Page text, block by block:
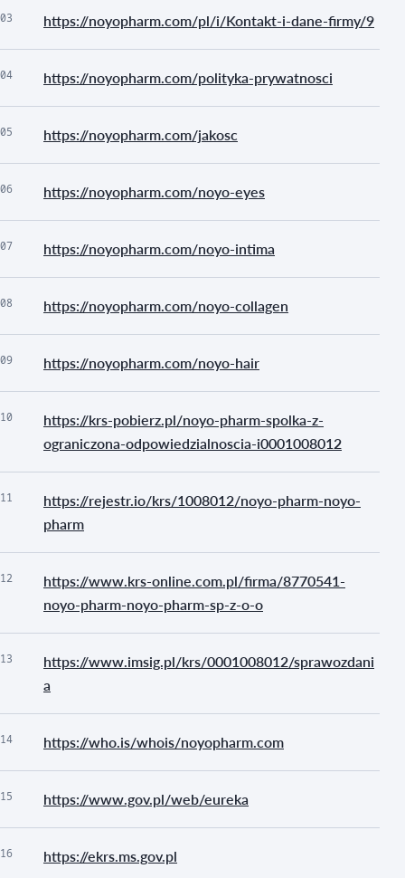
03 https://noyopharm.com/pl/i/Kontakt-i-dane-firmy/9
04 https://noyopharm.com/polityka-prywatnosci
05 https://noyopharm.com/jakosc
06 https://noyopharm.com/noyo-eyes
07 https://noyopharm.com/noyo-intima
08 https://noyopharm.com/noyo-collagen
09 https://noyopharm.com/noyo-hair
10
https://krs-pobierz.pl/noyo-pharm-spolka-z-
ograniczona-odpowiedzialnoscia-i0001008012
11
https://rejestr.io/krs/1008012/noyo-pharm-noyo-
pharm
12
https://www.krs-online.com.pl/firma/8770541-
noyo-pharm-noyo-pharm-sp-z-o-o
13
https://www.imsig.pl/krs/0001008012/sprawozdani
a
14 https://who.is/whois/noyopharm.com
15 https://www.gov.pl/web/eureka
16 https://ekrs.ms.gov.pl